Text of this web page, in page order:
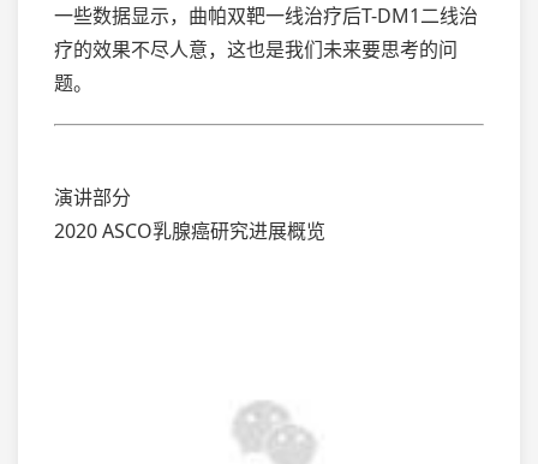
一些数据显示，曲帕双靶一线治疗后T-DM1二线治
疗的效果不尽人意，这也是我们未来要思考的问
题。
演讲部分
2020 ASCO乳腺癌研究进展概览